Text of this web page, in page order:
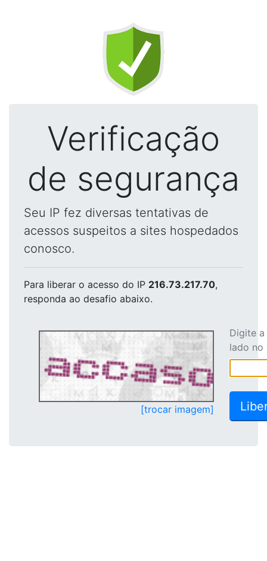
Verificação
de segurança
Seu IP fez diversas tentativas de
acessos suspeitos a sites hospedados
conosco.
Para liberar o acesso do IP 216.73.217.70,
responda ao desafio abaixo.
[trocar imagem]
Digite
lado no